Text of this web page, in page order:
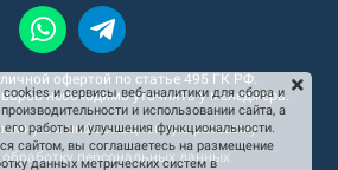
офертой по статье 495 ГК РФ.
необходимо уточнять у менеджера.
и информационную рассылку
персональных данных
и сервисы веб-аналитики для сбора и
и использовании сайта, а
работы и улучшения функциональности.
сайтом, вы соглашаетесь на размещение
данных метрических систем в